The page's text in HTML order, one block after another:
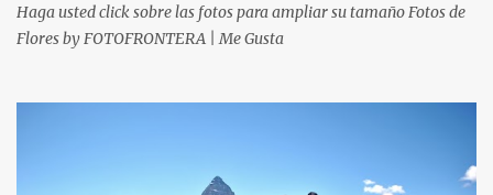
Haga usted click sobre las fotos para ampliar su tamaño Fotos de
Flores by FOTOFRONTERA | Me Gusta